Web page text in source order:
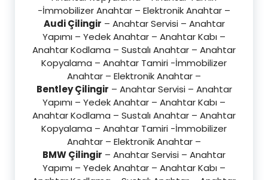
-İmmobilizer Anahtar – Elektronik Anahtar –
Audi Çilingir – Anahtar Servisi – Anahtar
Yapımı – Yedek Anahtar – Anahtar Kabı –
Anahtar Kodlama – Sustalı Anahtar – Anahtar
Kopyalama – Anahtar Tamiri -İmmobilizer
Anahtar – Elektronik Anahtar –
Bentley Çilingir – Anahtar Servisi – Anahtar
Yapımı – Yedek Anahtar – Anahtar Kabı –
Anahtar Kodlama – Sustalı Anahtar – Anahtar
Kopyalama – Anahtar Tamiri -İmmobilizer
Anahtar – Elektronik Anahtar –
BMW Çilingir – Anahtar Servisi – Anahtar
Yapımı – Yedek Anahtar – Anahtar Kabı –